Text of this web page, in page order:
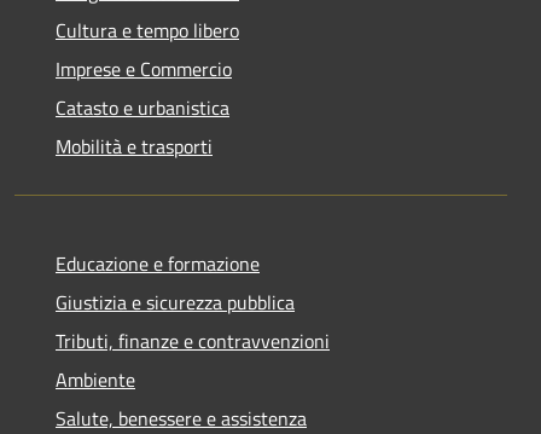
Cultura e tempo libero
Imprese e Commercio
Catasto e urbanistica
Mobilità e trasporti
Educazione e formazione
Giustizia e sicurezza pubblica
Tributi, finanze e contravvenzioni
Ambiente
Salute, benessere e assistenza